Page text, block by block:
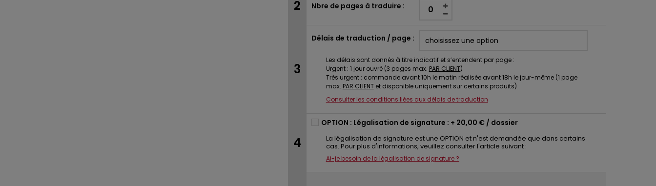
Nbre de pages à traduire :
Délais de traduction / page :
Les délais sont donnés à titre indicatif et s’entendent par page :
Urgent : 1 jour ouvré (3 pages max. PAR CLIENT)
Très urgent : commande avant 10h le matin réalisée avant 18h le jour-même (1 page
max. PAR CLIENTet disponible uniquement sur certains produits)
Consulter les conditions liées aux délais de traduction
OPTION : Légalisation de signature : + 20,00 €/ dossier
La légalisation de signature est une OPTION et n'est demandée que dans certains
cas. Pour plus d'informations, veuillez consulter l'article suivant :
Ai-je besoin de la légalisation de signature ?